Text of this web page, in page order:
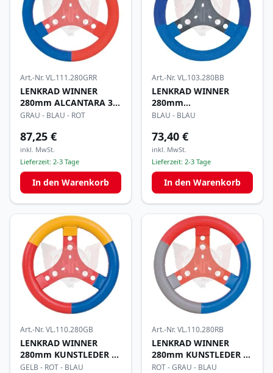
Art.-Nr.VL.111.280GRR
LENKRAD WINNER
280mm ALCANTARA 3-
FARBIG
GRAU - BLAU - ROT
87,25 €
inkl. MwSt.
Lieferzeit: 2-3 Tage
In den Warenkorb
Art.-Nr.VL.103.280BB
LENKRAD WINNER
280mm
ALCANTARA/LEDER
BLAU - BLAU
73,40 €
inkl. MwSt.
Lieferzeit: 2-3 Tage
In den Warenkorb
Art.-Nr.VL.110.280GB
LENKRAD WINNER
280mm KUNSTLEDER 3-
FARBIG
GELB - ROT - BLAU
Art.-Nr.VL.110.280RB
LENKRAD WINNER
280mm KUNSTLEDER 3-
FARBIG
ROT - GRAU - BLAU